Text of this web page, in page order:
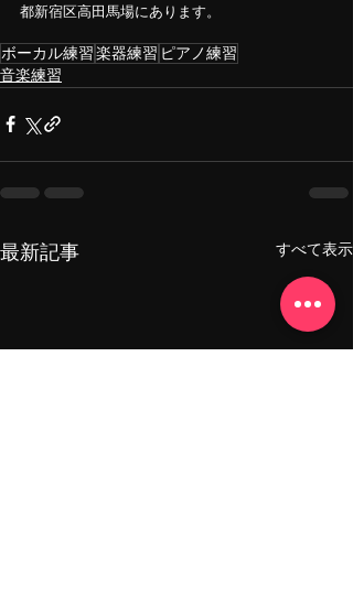
都新宿区高田馬場にあります。
ボーカル練習楽器練習 ピアノ練習
音楽練習
最新記事 すべて表示